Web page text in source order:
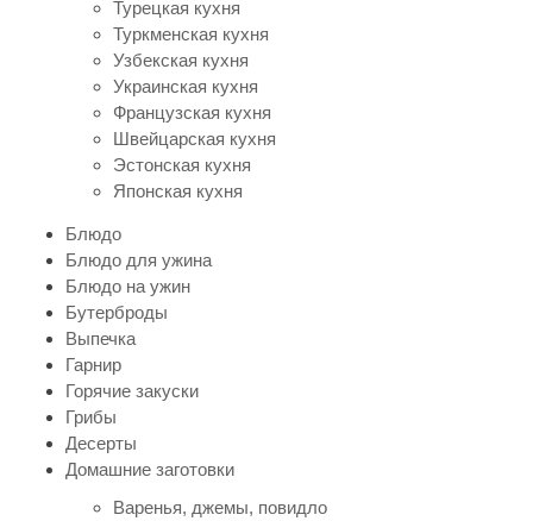
Турецкая кухня
Туркменская кухня
Узбекская кухня
Украинская кухня
Французская кухня
Швейцарская кухня
Эстонская кухня
Японская кухня
Блюдо
Блюдо для ужина
Блюдо на ужин
Бутерброды
Выпечка
Гарнир
Горячие закуски
Грибы
Десерты
Домашние заготовки
Варенья, джемы, повидло